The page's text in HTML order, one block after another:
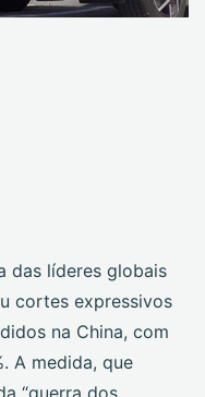
das líderes globais
cortes expressivos
na China, com
A medida, que
“guerra dos